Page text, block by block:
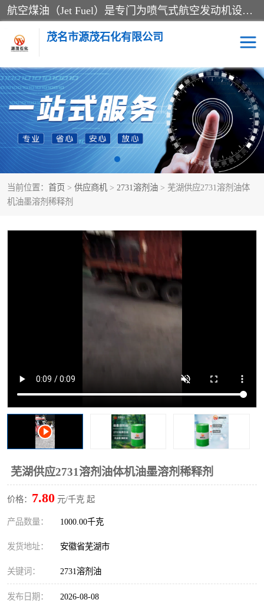
航空煤油（Jet Fuel）是专门为喷气式航空发动机设计的高纯度燃料，主要分为Jet A、Jet A-1和Jet B等类型。其特点是闪点高、低温流动性好，并添加了抗静电剂和抗氧化剂以确保飞行安全。航空煤油需
茂名市源茂石化有限公司
当前位置： 首页 > 供应商机 > 2731溶剂油 > 芜湖供应2731溶剂油体
机油墨溶剂稀释剂
芜湖供应2731溶剂油体机油墨溶剂稀释剂
价格： 7.80 元/千克 起
产品数量： 1000.00千克
发货地址： 安徽省芜湖市
关键词： 2731溶剂油
发布日期： 2026-08-08
RP3航空煤油 D20+D30溶剂油
D40+D60溶剂油 D80+D100溶剂油
6号+120号溶剂油 260号溶剂油
异构烷烃 天然乳胶
26+32号化妆级白油 46+68号化妆级白油